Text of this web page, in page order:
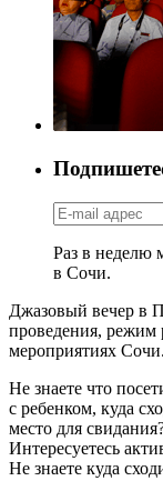
Раз в неделю
в Сочи.
Джазовый вечер в
проведения, режим
мероприятиях Сочи.
Не знаете что
с ребенком, куда
место для
Интересуетесь
Не знаете куда